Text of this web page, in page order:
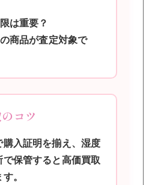
は重要？
商品が査定対象で
コツ
購入証明を揃え、湿度
で保管すると高価買取
。